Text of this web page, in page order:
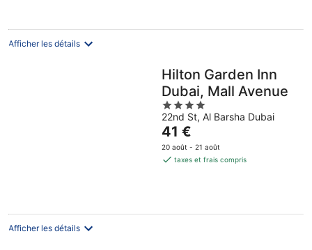
par
Afficher les détails
Hilton Garden Inn
Dubai, Mall Avenue
4
out
of
5
22nd St, Al Barsha Dubai
Le
prix
est
nuit
41 €
20 août - 21 août
taxes et frais compris
Afficher les détails